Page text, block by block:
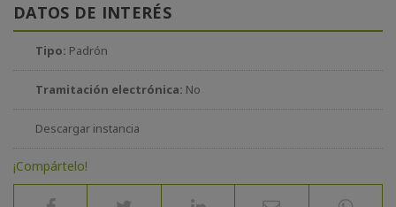
DATOS DE INTERÉS
Tipo: Padrón
Tramitación electrónica: No
Descargar instancia
¡Compártelo!